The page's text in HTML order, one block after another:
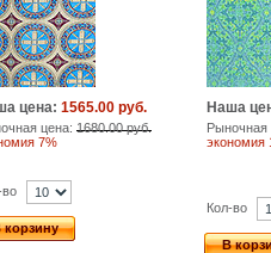
цена: 1565.00 руб.
цена: 1680.00 руб.
7%
Наша
экономия
во
корзину
Кол-во
В